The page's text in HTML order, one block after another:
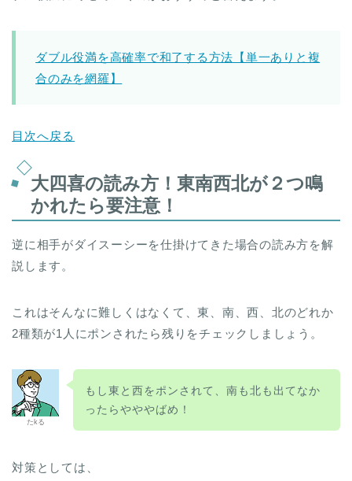
ダブル役満を高確率で和了する方法【単一ありと複
合のみを網羅】
目次へ戻る
大四喜の読み方！東南西北が２つ鳴
かれたら要注意！
逆に相手がダイスーシーを仕掛けてきた場合の読み方を解
説します。
これはそんなに難しくはなくて、東、南、西、北のどれか
2種類が1人にポンされたら残りをチェックしましょう。
たkる
もし東と西をポンされて、南も北も出てなか
ったらやややばめ！
対策としては、